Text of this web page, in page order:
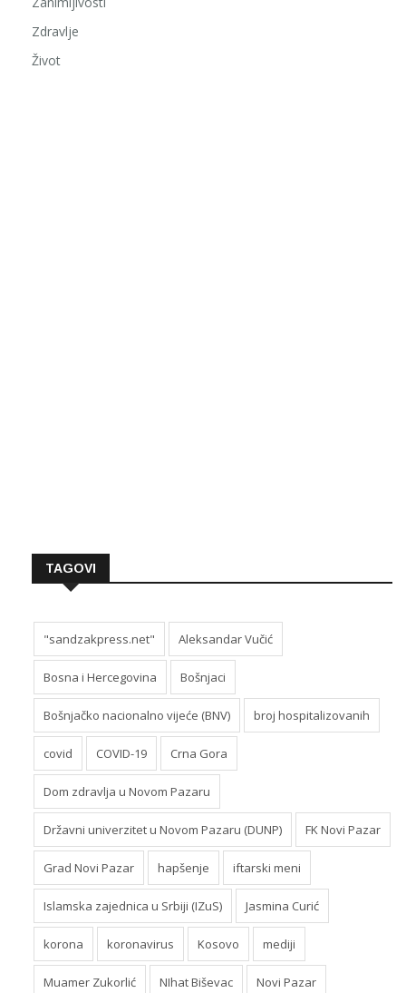
Zdravlje
Život
TAGOVI
"sandzakpress.net" Aleksandar Vučić
Bosna i Hercegovina Bošnjaci
Bošnjačko nacionalno vijeće (BNV) broj hospitalizovanih
covid COVID-19 Crna Gora
Dom zdravlja u Novom Pazaru
Državni univerzitet u Novom Pazaru (DUNP) FK Novi Pazar
Grad Novi Pazar hapšenje iftarski meni
Islamska zajednica u Srbiji (IZuS) Jasmina Curić
korona koronavirus Kosovo mediji
Muamer Zukorlić NIhat Biševac Novi Pazar